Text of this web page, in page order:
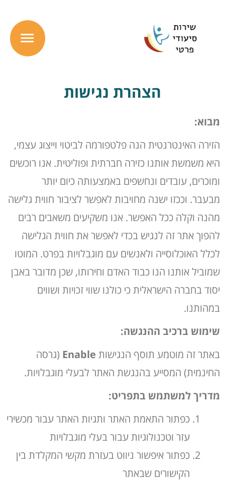
הצהרת נגישות
מבוא:
הזירה האינטרנטית הנה פלטפורמה לביטוי וייצוג עצמי,
היא משמשת אותנו כזירה חברתית ופוליטית. אנו רוכשים
ומוכרים, עובדים ונחשפים באמצעותה כיום יותר
מבעבר. וככזו ישנה מחויבות לאפשר לציבור חווית גלישה
מהנה וקלה ככל האפשר. אנו משקיעים משאבים רבים
להפוך אתר זה לנגיש בכדי לאפשר את חווית הגלישה
לכלל האוכלוסייה ולאנשים עם מוגבלויות בפרט. המוטו
שמוביל אותנו הנו כבוד האדם וחירותו, שכן מדובר באבן
יסוד בחברה הישראלית כי כולנו שווי זכויות ושווים
במהותנו.
שימוש ברכיב ההנגשה:
באתר זה מוטמע תוסף הנגישות Enable (גרסה
החינמית) המסייע בהנגשת האתר לבעלי מוגבלויות.
מדריך למשתמש בתפריט:
כפתור התאמת האתר ותגיות האתר עבור מכשירי
עזר וטכנולוגיות עבור בעלי מוגבלויות
כפתור איפשור ניווט בעזרת מקשי המקלדת בין
הקישורים שבאתר